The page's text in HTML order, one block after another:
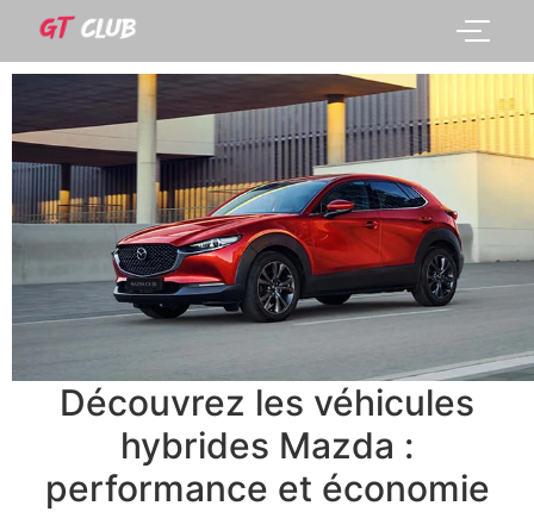
Découvrez les véhicules
hybrides Mazda :
performance et économie